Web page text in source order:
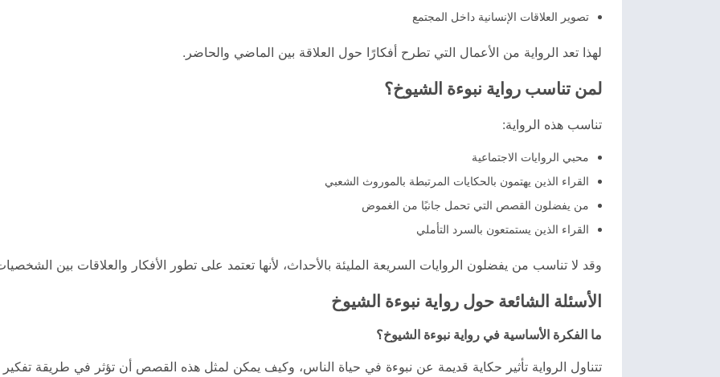
تصوير العلاقات الإنسانية داخل المجتمع
لهذا تعد الرواية من الأعمال التي تطرح أفكارًا حول العلاقة بين الماضي والحاضر.
لمن تناسب رواية نبوءة الشيوخ؟
تناسب هذه الرواية:
محبي الروايات الاجتماعية
القراء الذين يهتمون بالحكايات المرتبطة بالموروث الشعبي
من يفضلون القصص التي تحمل جانبًا من الغموض
القراء الذين يستمتعون بالسرد التأملي
وقد لا تناسب من يفضلون الروايات السريعة المليئة بالأحداث، لأنها تعتمد على تطور الأفكار والعلاقات بين
الأسئلة الشائعة حول رواية نبوءة الشيوخ
ما الفكرة الأساسية في رواية نبوءة الشيوخ؟
تتناول الرواية تأثير حكاية قديمة عن نبوءة في حياة الناس، وكيف يمكن لمثل هذه القصص أن تؤثر في طريقة تفكير